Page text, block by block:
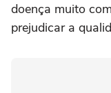
doença muito
prejudicar a